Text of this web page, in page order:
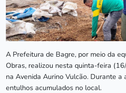
A Prefeitura de Bagre, por meio da
Obras, realizou nesta quinta-feira
na Avenida Aurino Vulcão. Durante a
entulhos acumulados no local.